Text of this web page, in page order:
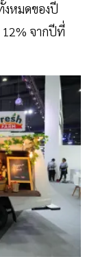
งหมดของปี
จากปีที่